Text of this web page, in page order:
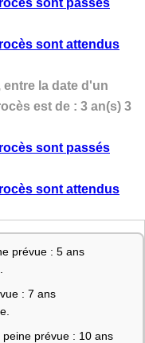
entre la date d'un
est de : 3 an(s) 3
prévue : 5 ans
: 7 ans
prévue : 10 ans